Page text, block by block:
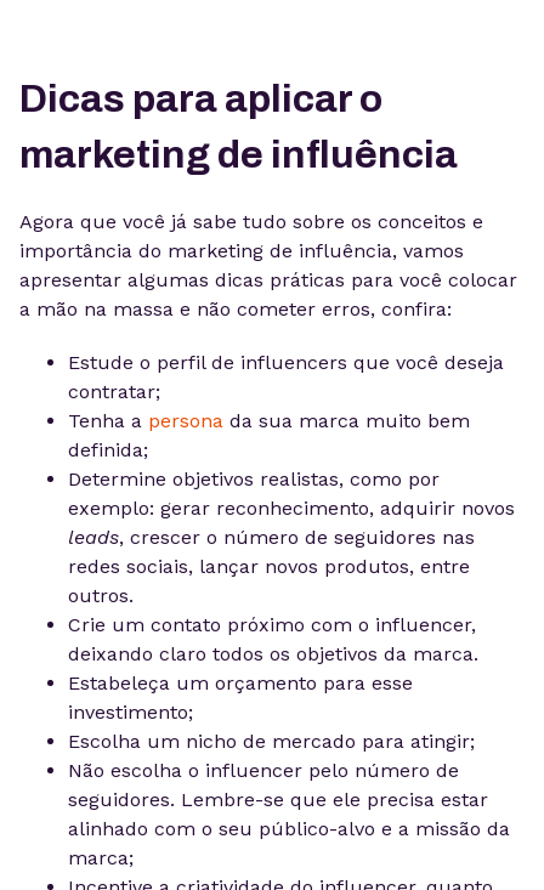
Dicas para aplicar o
marketing de influência
Agora que você já sabe tudo sobre os conceitos e
importância do marketing de influência, vamos
apresentar algumas dicas práticas para você colocar
a mão na massa e não cometer erros, confira:
Estude o perfil de influencers que você deseja
contratar;
Tenha a persona da sua marca muito bem
definida;
Determine objetivos realistas, como por
exemplo: gerar reconhecimento, adquirir novos
leads, crescer o número de seguidores nas
redes sociais, lançar novos produtos, entre
outros.
Crie um contato próximo com o influencer,
deixando claro todos os objetivos da marca.
Estabeleça um orçamento para esse
investimento;
Escolha um nicho de mercado para atingir;
Não escolha o influencer pelo número de
seguidores. Lembre-se que ele precisa estar
alinhado com o seu público-alvo e a missão da
marca;